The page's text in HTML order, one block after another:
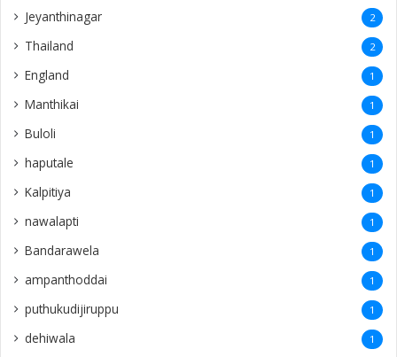
Jeyanthinagar 2
Thailand 2
England 1
Manthikai 1
Buloli 1
haputale 1
Kalpitiya 1
nawalapti 1
Bandarawela 1
ampanthoddai 1
puthukudijiruppu 1
dehiwala 1